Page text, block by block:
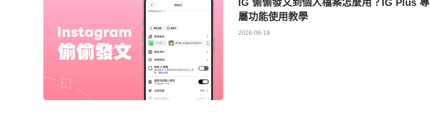
IG 偷偷發文到個人檔案怎麼用？IG Plus 專
屬功能使用教學
2026-06-18